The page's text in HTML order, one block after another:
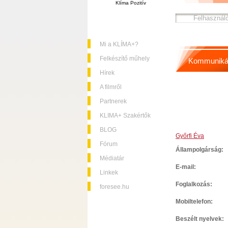
Klíma Pozitív
Mi a KLÍMA+?
Felkészítő műhely
Hírek
A filmről
Partnerek
KLIMA+ Szakértők
BLOG
Fórum
Médiatár
Linkek
foresee.hu
Győrfi Éva
Állampolgárság:
E-mail:
Foglalkozás:
Mobiltelefon:
Beszélt nyelvek: